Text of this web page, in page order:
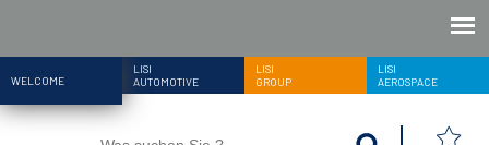
WELCOME
LISI
AUTOMOTIVE
LISI
GROUP
LISI
AEROSPACE